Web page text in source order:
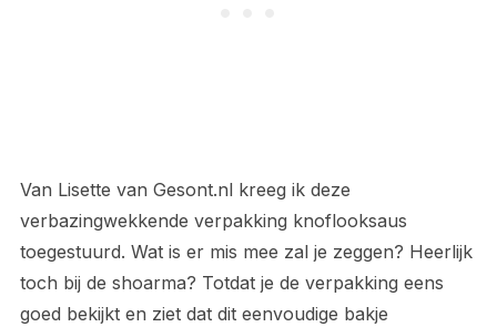
Van Lisette van Gesont.nl kreeg ik deze
verbazingwekkende verpakking knoflooksaus
toegestuurd. Wat is er mis mee zal je zeggen? Heerlijk
toch bij de shoarma? Totdat je de verpakking eens
goed bekijkt en ziet dat dit eenvoudige bakje